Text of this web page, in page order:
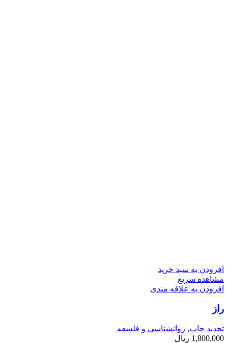
افزودن به سبد خرید
مشاهده سریع
افزودن به علاقه مندی
راز
تجدید چاپ, روانشناسی و فلسفه
1,800,000 ریال